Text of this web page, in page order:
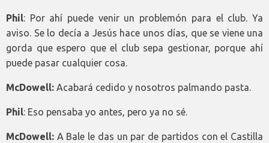
Phil: Por ahí puede venir un problemón para el club. Ya
aviso. Se lo decía a Jesús hace unos días, que se viene una
gorda que espero que el club sepa gestionar, porque ahí
puede pasar cualquier cosa.
McDowell: Acabará cedido y nosotros palmando pasta.
Phil: Eso pensaba yo antes, pero ya no sé.
McDowell: A Bale le das un par de partidos con el Castilla